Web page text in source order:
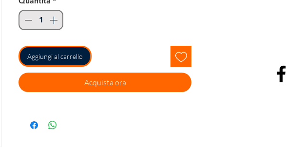
Aggiungi al carrello
Acquista ora